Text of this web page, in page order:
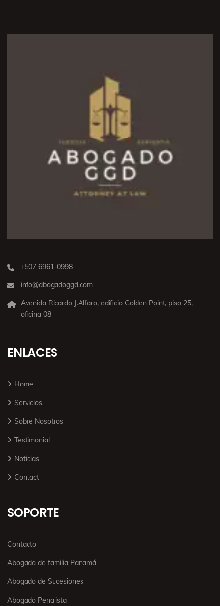
+507 6961-0998
info@abogadoggd.com
Avenida Ricardo J.Alfaro, edificio Golden Point, piso 25,
oficina 08
ENLACES
Home
Servicios
Sobre Nosotros
Testimonial
Noticias
Contact
SOPORTE
Contacto
Abogado de familia Panamá
Abogado de Sucesiones
Abogado Penalista